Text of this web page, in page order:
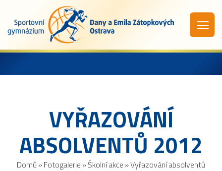
VYŘAZOVÁNÍ
ABSOLVENTŮ 2012
Domů »Fotogalerie »Školní akce »Vyřazování absolventů